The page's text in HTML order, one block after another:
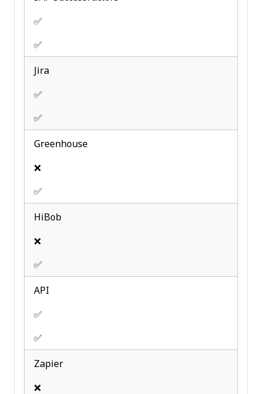
✅
✅
Jira
✅
✅
Greenhouse
❌
✅
HiBob
❌
✅
API
✅
✅
Zapier
❌